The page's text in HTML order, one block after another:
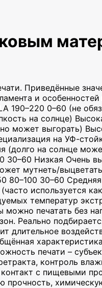
Приведённые
и особенностей
190–220 0–60 (не
на солнце)
может выгорать)
на УФ-
(долго на солнце
30–60 Низкая Очень
мутнеть/
80–100 30–60
используется
температур
печатать без
Реально
длительное
печати –
контроль
с пищевыми
прочность,